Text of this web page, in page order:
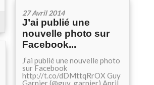
27 Avril 2014
J’ai publié une
nouvelle photo sur
Facebook...
J’ai publié une nouvelle photo
sur Facebook
http://t.co/dDMttqRrOX Guy
Garnier (@guy_garnier) April